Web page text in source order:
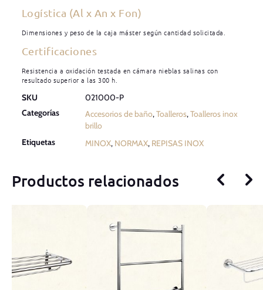
Logística (Al x An x Fon)
Dimensiones y peso de la caja máster según cantidad solicitada.
Certificaciones
Resistencia a oxidación testada en cámara nieblas salinas con
resultado superior a las 300 h.
SKU
021000-P
Categorías
Accesorios de baño,Toalleros,Toalleros inox
brillo
Etiquetas
MINOX, NORMAX, REPISAS INOX
Productos relacionados